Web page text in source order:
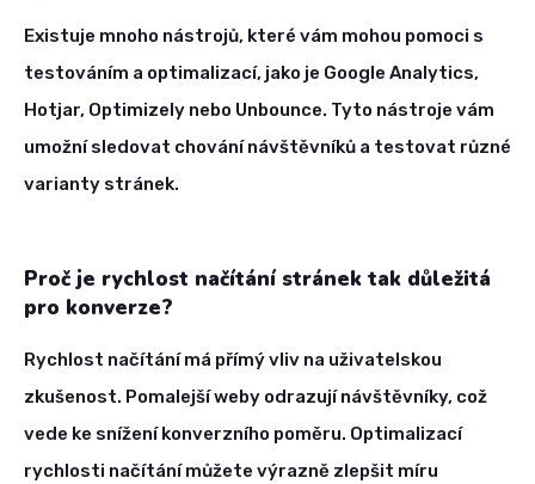
Existuje mnoho nástrojů, které vám mohou pomoci s
testováním a optimalizací, jako je Google Analytics,
Hotjar, Optimizely nebo Unbounce. Tyto nástroje vám
umožní sledovat chování návštěvníků a testovat různé
varianty stránek.
Proč je rychlost načítání stránek tak důležitá
pro konverze?
Rychlost načítání má přímý vliv na uživatelskou
zkušenost. Pomalejší weby odrazují návštěvníky, což
vede ke snížení konverzního poměru. Optimalizací
rychlosti načítání můžete výrazně zlepšit míru